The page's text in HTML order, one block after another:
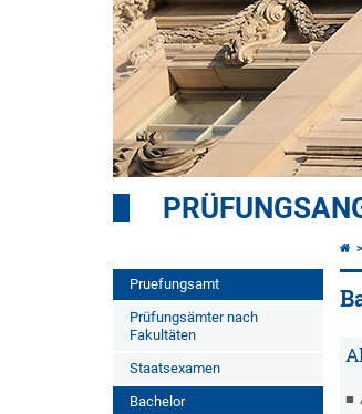
Pruefungsamt
Prüfungsämter nach
Fakultäten
Staatsexamen
Bachelor